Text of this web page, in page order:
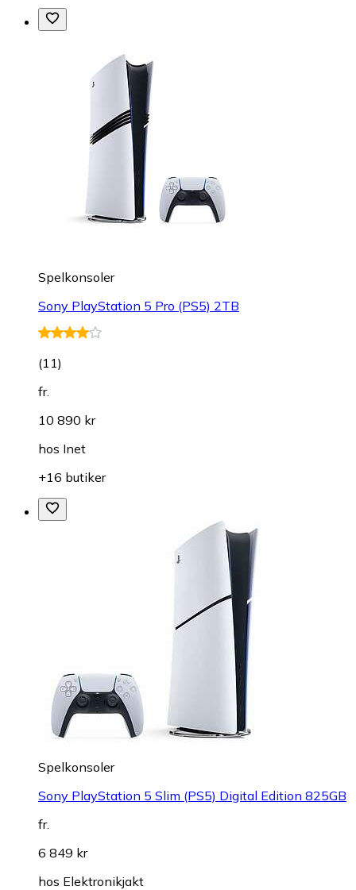
Spelkonsoler
Sony PlayStation 5 Pro (PS5) 2TB
(11)
fr.
10 890 kr
hos Inet
+16 butiker
Spelkonsoler
Sony PlayStation 5 Slim (PS5) Digital Edition 825GB
fr.
6 849 kr
hos Elektronikjakt